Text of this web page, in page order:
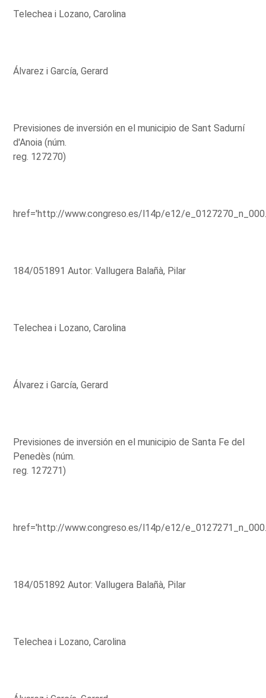
Telechea i Lozano, Carolina
Álvarez i García, Gerard
Previsiones de inversión en el municipio de Sant Sadurní
d'Anoia (núm.
reg. 127270)
href='http://www.congreso.es/l14p/e12/
184/051891 Autor: Vallugera Balañà, Pilar
Telechea i Lozano, Carolina
Álvarez i García, Gerard
Previsiones de inversión en el municipio de Santa Fe del
Penedès (núm.
reg. 127271)
href='http://www.congreso.es/l14p/e12/
184/051892 Autor: Vallugera Balañà, Pilar
Telechea i Lozano, Carolina